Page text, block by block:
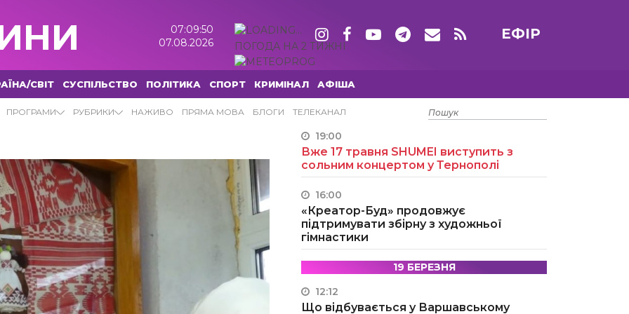
07:09:51
07.08.2026
ПОГОДА НА 2 ТИЖНІ
ЕФІР
СВІТ СУСПІЛЬСТВО ПОЛІТИКА СПОРТ КРИМІНАЛ АФІША
ПРОГРАМИ РУБРИКИ НАЖИВО ПРЯМА МОВА БЛОГИ ТЕЛЕКАНАЛ
15 ТРАВНЯ
19:00
Вже 17 травня SHUMEI виступить з
сольним концертом у Тернополі
16:00
«Креатор-Буд» продовжує
підтримувати збірну з художньої
гімнастики
19 БЕРЕЗНЯ
12:12
Що відбувається у Варшавському